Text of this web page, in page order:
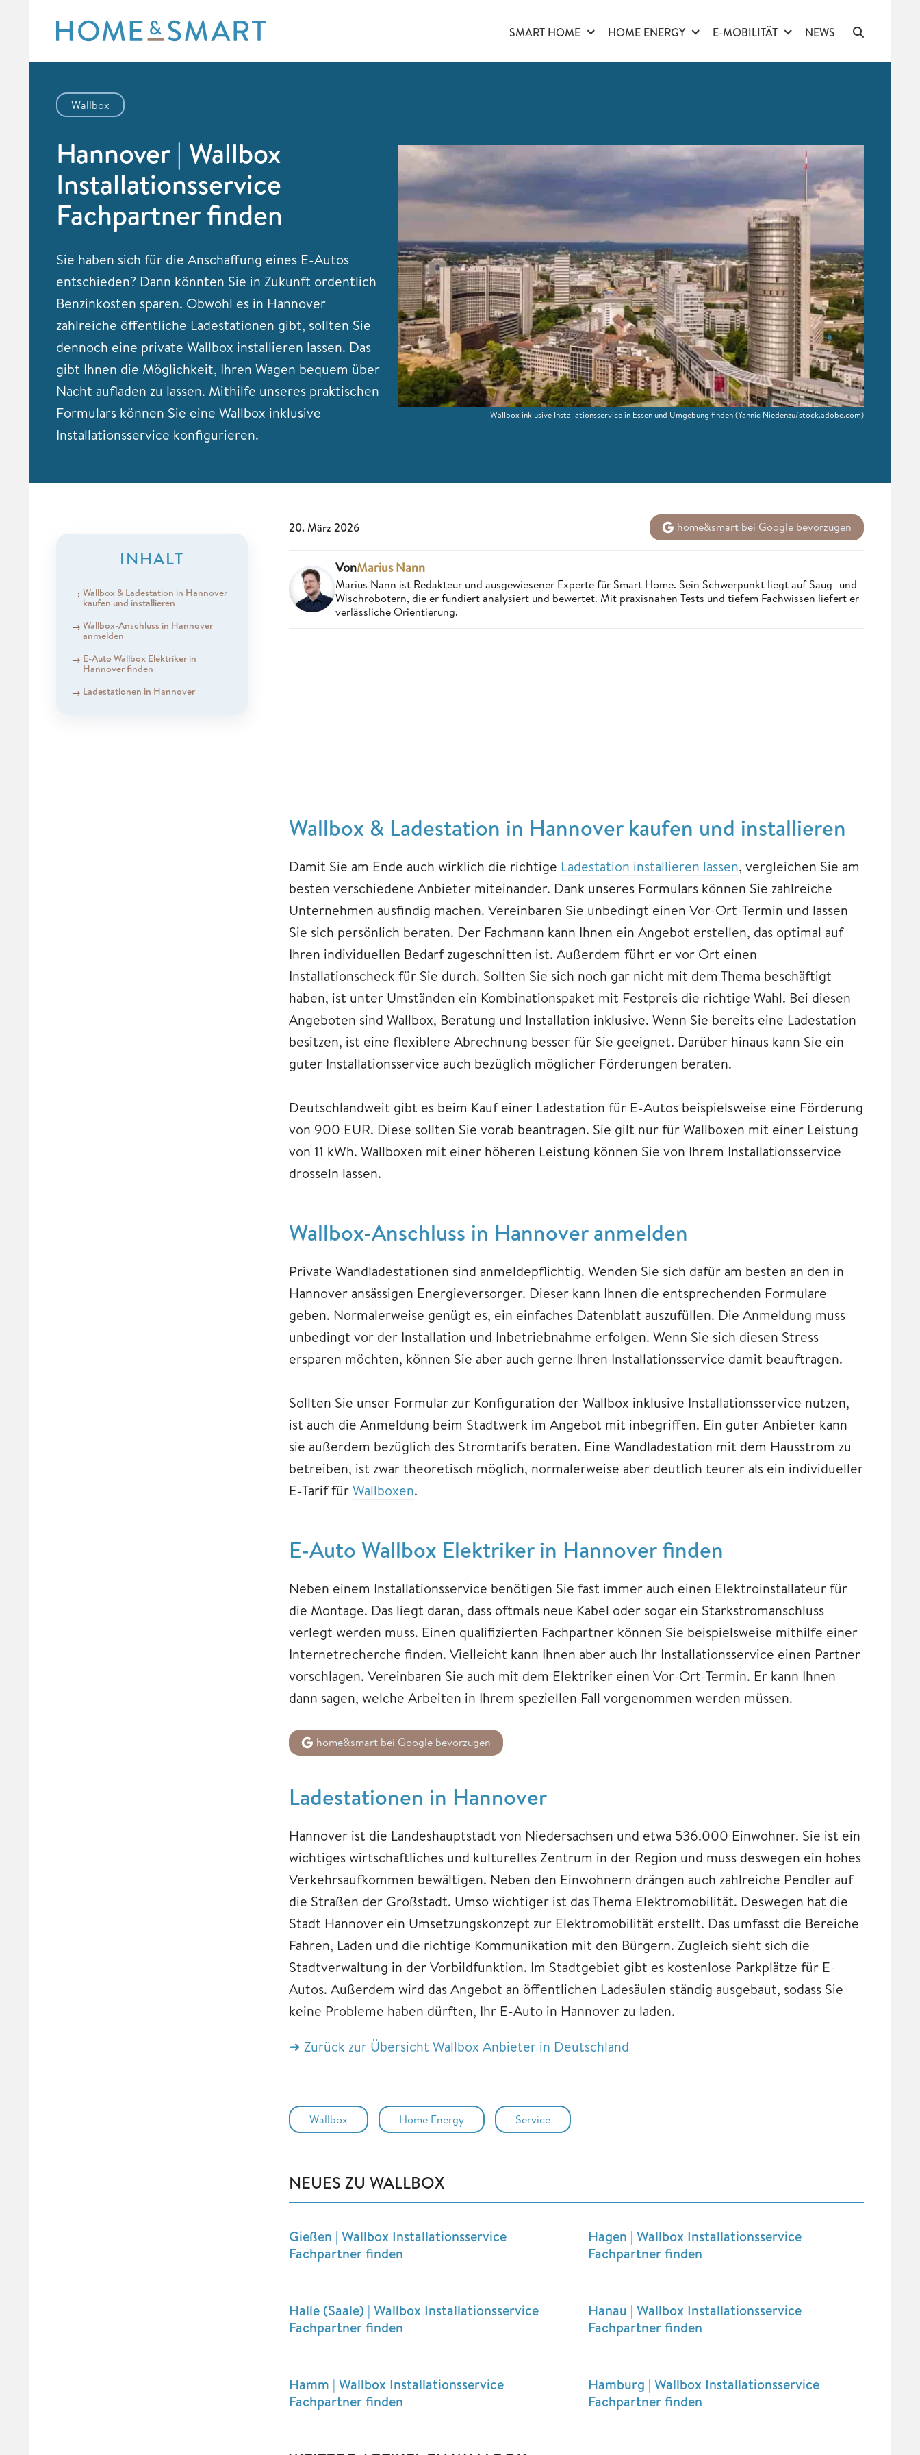
content
SMART HOME HOME ENERGY E-MOBILITÄT NEWS
Wallbox
Hannover | Wallbox
Installationsservice
Fachpartner finden
Sie haben sich für die Anschaffung eines E-Autos
entschieden? Dann könnten Sie in Zukunft ordentlich
Benzinkosten sparen. Obwohl es in Hannover
zahlreiche öffentliche Ladestationen gibt, sollten Sie
dennoch eine private Wallbox installieren lassen. Das
gibt Ihnen die Möglichkeit, Ihren Wagen bequem über
Nacht aufladen zu lassen. Mithilfe unseres praktischen
Formulars können Sie eine Wallbox inklusive
Installationsservice konfigurieren.
Wallbox inklusive Installationsservice in Essen und Umgebung finden(Yannic Niedenzu/stock.adobe.com)
INHALT
Wallbox & Ladestation in Hannover
kaufen und installieren
Wallbox-Anschluss in Hannover
anmelden
E-Auto Wallbox Elektriker in
Hannover finden
Ladestationen in Hannover
20. März 2026 home&smart bei Google bevorzugen
VonMarius Nann
Marius Nann ist Redakteur und ausgewiesener Experte für Smart Home. Sein Schwerpunkt liegt auf Saug- und
Wischrobotern, die er fundiert analysiert und bewertet. Mit praxisnahen Tests und tiefem Fachwissen liefert er
verlässliche Orientierung.
Wallbox & Ladestation in Hannover kaufen und installieren
Damit Sie am Ende auch wirklich die richtige Ladestation installieren lassen, vergleichen Sie am
besten verschiedene Anbieter miteinander. Dank unseres Formulars können Sie zahlreiche
Unternehmen ausfindig machen. Vereinbaren Sie unbedingt einen Vor-Ort-Termin und lassen
Sie sich persönlich beraten. Der Fachmann kann Ihnen ein Angebot erstellen, das optimal auf
Ihren individuellen Bedarf zugeschnitten ist. Außerdem führt er vor Ort einen
Installationscheck für Sie durch. Sollten Sie sich noch gar nicht mit dem Thema beschäftigt
haben, ist unter Umständen ein Kombinationspaket mit Festpreis die richtige Wahl. Bei diesen
Angeboten sind Wallbox, Beratung und Installation inklusive. Wenn Sie bereits eine Ladestation
besitzen, ist eine flexiblere Abrechnung besser für Sie geeignet. Darüber hinaus kann Sie ein
guter Installationsservice auch bezüglich möglicher Förderungen beraten.
Deutschlandweit gibt es beim Kauf einer Ladestation für E-Autos beispielsweise eine Förderung
von 900 EUR. Diese sollten Sie vorab beantragen. Sie gilt nur für Wallboxen mit einer Leistung
von 11 kWh. Wallboxen mit einer höheren Leistung können Sie von Ihrem Installationsservice
drosseln lassen.
Wallbox-Anschluss in Hannover anmelden
Private Wandladestationen sind anmeldepflichtig. Wenden Sie sich dafür am besten an den in
Hannover ansässigen Energieversorger. Dieser kann Ihnen die entsprechenden Formulare
geben. Normalerweise genügt es, ein einfaches Datenblatt auszufüllen. Die Anmeldung muss
unbedingt vor der Installation und Inbetriebnahme erfolgen. Wenn Sie sich diesen Stress
ersparen möchten, können Sie aber auch gerne Ihren Installationsservice damit beauftragen.
Sollten Sie unser Formular zur Konfiguration der Wallbox inklusive Installationsservice nutzen,
ist auch die Anmeldung beim Stadtwerk im Angebot mit inbegriffen. Ein guter Anbieter kann
sie außerdem bezüglich des Stromtarifs beraten. Eine Wandladestation mit dem Hausstrom zu
betreiben, ist zwar theoretisch möglich, normalerweise aber deutlich teurer als ein individueller
E-Tarif fürWallboxen.
E-Auto Wallbox Elektriker in Hannover finden
Neben einem Installationsservice benötigen Sie fast immer auch einen Elektroinstallateur für
die Montage. Das liegt daran, dass oftmals neue Kabel oder sogar ein Starkstromanschluss
verlegt werden muss. Einen qualifizierten Fachpartner können Sie beispielsweise mithilfe einer
Internetrecherche finden. Vielleicht kann Ihnen aber auch Ihr Installationsservice einen Partner
vorschlagen. Vereinbaren Sie auch mit dem Elektriker einen Vor-Ort-Termin. Er kann Ihnen
dann sagen, welche Arbeiten in Ihrem speziellen Fall vorgenommen werden müssen.
home&smart bei Google bevorzugen
Ladestationen in Hannover
Hannover ist die Landeshauptstadt von Niedersachsen und etwa 536.000 Einwohner. Sie ist ein
wichtiges wirtschaftliches und kulturelles Zentrum in der Region und muss deswegen ein hohes
Verkehrsaufkommen bewältigen. Neben den Einwohnern drängen auch zahlreiche Pendler auf
die Straßen der Großstadt. Umso wichtiger ist das Thema Elektromobilität. Deswegen hat die
Stadt Hannover ein Umsetzungskonzept zur Elektromobilität erstellt. Das umfasst die Bereiche
Fahren, Laden und die richtige Kommunikation mit den Bürgern. Zugleich sieht sich die
Stadtverwaltung in der Vorbildfunktion. Im Stadtgebiet gibt es kostenlose Parkplätze für E-
Autos. Außerdem wird das Angebot an öffentlichen Ladesäulen ständig ausgebaut, sodass Sie
keine Probleme haben dürften, Ihr E-Auto in Hannover zu laden.
➜ Zurück zur Übersicht Wallbox Anbieter in Deutschland
Wallbox Home Energy Service
NEUES ZU WALLBOX
Gießen | Wallbox Installationsservice
Fachpartner finden
Hagen | Wallbox Installationsservice
Fachpartner finden
Halle (Saale) | Wallbox Installationsservice
Fachpartner finden
Hanau | Wallbox Installationsservice
Fachpartner finden
Hamm | Wallbox Installationsservice
Fachpartner finden
Hamburg | Wallbox Installationsservice
Fachpartner finden